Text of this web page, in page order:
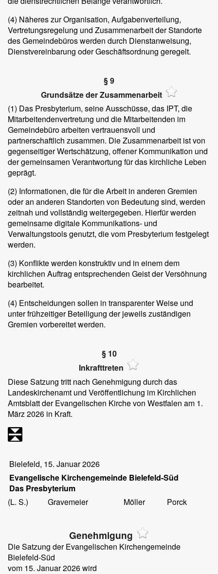
(4) Näheres zur Organisation, Aufgabenverteilung,
Vertretungsregelung und Zusammenarbeit der Standorte
des Gemeindebüros werden durch Dienstanweisung,
Dienstvereinbarung oder Geschäftsordnung geregelt.
§ 9
Grundsätze der Zusammenarbeit
(1) Das Presbyterium, seine Ausschüsse, das IPT, die
Mitarbeitendenvertretung und die Mitarbeitenden im
Gemeindebüro arbeiten vertrauensvoll und
partnerschaftlich zusammen. Die Zusammenarbeit ist von
gegenseitiger Wertschätzung, offener Kommunikation und
der gemeinsamen Verantwortung für das kirchliche Leben
geprägt.
(2) Informationen, die für die Arbeit in anderen Gremien
oder an anderen Standorten von Bedeutung sind, werden
zeitnah und vollständig weitergegeben. Hierfür werden
gemeinsame digitale Kommunikations- und
Verwaltungstools genutzt, die vom Presbyterium festgelegt
werden.
(3) Konflikte werden konstruktiv und in einem dem
kirchlichen Auftrag entsprechenden Geist der Versöhnung
bearbeitet.
(4) Entscheidungen sollen in transparenter Weise und
unter frühzeitiger Beteiligung der jeweils zuständigen
Gremien vorbereitet werden.
§ 10
Inkrafttreten
Diese Satzung tritt nach Genehmigung durch das
Landeskirchenamt und Veröffentlichung im Kirchlichen
Amtsblatt der Evangelischen Kirche von Westfalen am 1.
März 2026 in Kraft.
Bielefeld, 15. Januar 2026
Evangelische Kirchengemeinde Bielefeld-Süd
Das Presbyterium
(L. S.)
Gravemeier Möller Porck
Genehmigung
Die Satzung der Evangelischen Kirchengemeinde
Bielefeld-Süd
vom 15. Januar 2026 wird